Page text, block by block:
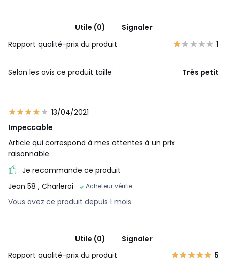
Utile (0)
Signaler
Rapport qualité-prix du produit
1
Selon les avis ce produit taille Très petit
13/04/2021
Impeccable
Article qui correspond à mes attentes à un prix
raisonnable.
Je recommande ce produit
Jean 58 , Charleroi Acheteur vérifié
Vous avez ce produit depuis 1 mois
Utile (0)
Signaler
Rapport qualité-prix du produit
5